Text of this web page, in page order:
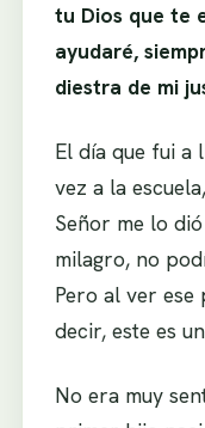
tu Dios que te
ayudaré,
diestra de mi
El día que fui
vez a la
Señor me lo
milagro, no
Pero al ver ese
decir, este es
No era muy